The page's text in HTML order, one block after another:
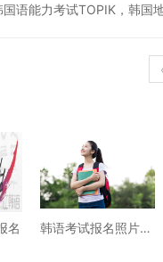
语能力考试TOPIK，韩国
名 韩语考试报名照片要求